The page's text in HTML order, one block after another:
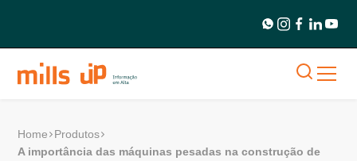
Home
Produtos
A importância das máquinas pesadas na construção de